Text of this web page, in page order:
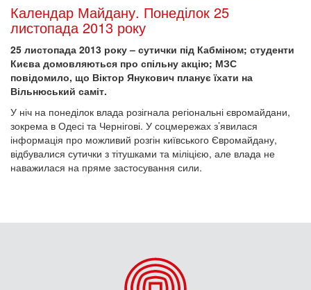
Календар Майдану. Понеділок 25
листопада 2013 року
25 листопада 2013 року – сутички під Кабміном; студенти
Києва домовляються про спільну акцію; МЗС
повідомило, що Віктор Янукович планує їхати на
Вільнюський саміт.
У ніч на понеділок влада розігнала регіональні євромайдани,
зокрема в Одесі та Чернігові. У соцмережах з’явилася
інформація про можливий розгін київського Євромайдану,
відбувалися сутички з тітушками та міліцією, але влада не
наважилася на пряме застосування сили.